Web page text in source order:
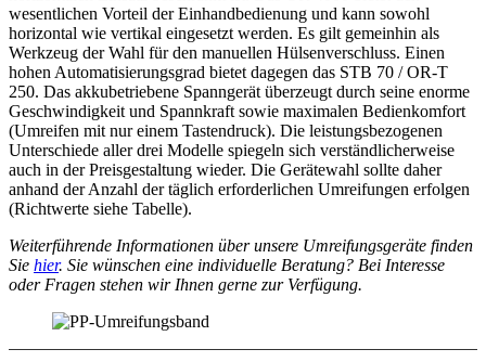
wesentlichen Vorteil der Einhandbedienung und kann sowohl
horizontal wie vertikal eingesetzt werden. Es gilt gemeinhin als
Werkzeug der Wahl für den manuellen Hülsenverschluss. Einen
hohen Automatisierungsgrad bietet dagegen das STB 70 / OR-T
250. Das akkubetriebene Spanngerät überzeugt durch seine enorme
Geschwindigkeit und Spannkraft sowie maximalen Bedienkomfort
(Umreifen mit nur einem Tastendruck). Die leistungsbezogenen
Unterschiede aller drei Modelle spiegeln sich verständlicherweise
auch in der Preisgestaltung wieder. Die Gerätewahl sollte daher
anhand der Anzahl der täglich erforderlichen Umreifungen erfolgen
(Richtwerte siehe Tabelle).
Weiterführende Informationen über unsere Umreifungsgeräte finden
Sie hier. Sie wünschen eine individuelle Beratung? Bei Interesse
oder Fragen stehen wir Ihnen gerne zur Verfügung.